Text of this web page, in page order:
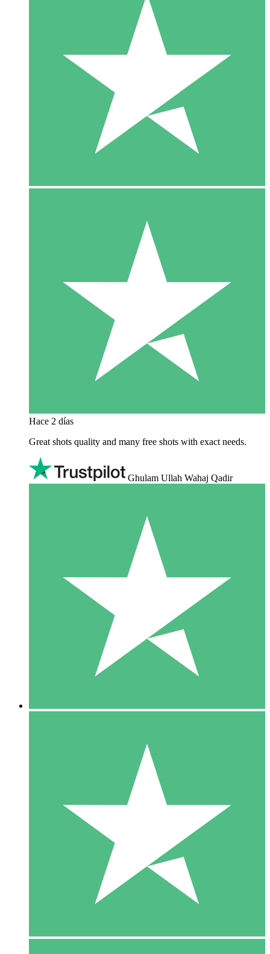
Hace 2 días
Great shots quality and many free shots with exact needs.
Ghulam Ullah Wahaj Qadir